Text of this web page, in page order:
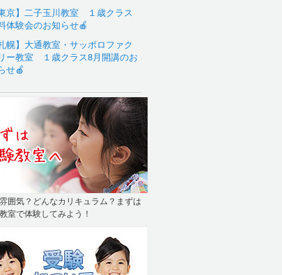
東京】二子玉川教室 １歳クラス
体験会のお知らせ🍎
札幌】大通教室・サッポロファク
ー教室 １歳クラス8月開講のお
せ🍎
囲気？どんなカリキュラム？まずは
室で体験してみよう！